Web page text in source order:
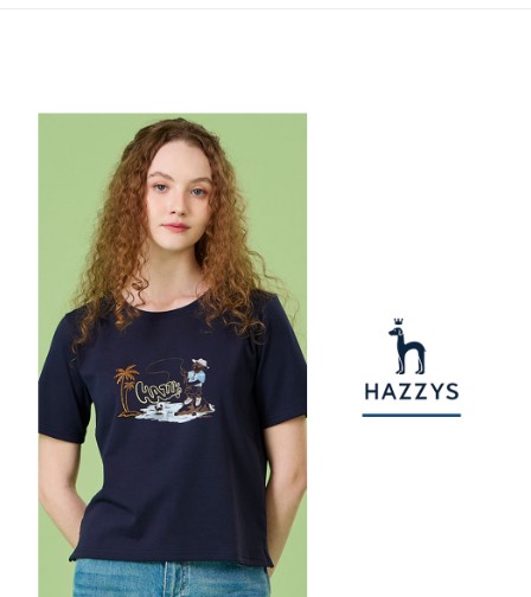
2.基於同意付款使用「大哥付你分期」之契約關係目的，商店將以您的個人
資料（包含姓名、電話或地址）提供予台灣大哥大進項蒐集、處理及利用，
由本公司與您本人進行分期帳單所需資料之確認、核對及更正。
3.完整用戶服務條款，請詳閱以下連結：
※ 交易是否成功請以「AFTEE先享後付 」之結帳頁面顯示為準，若有關於
是否繳費成功／繳費後需取消欲退款等相關疑問，請聯繫「AFTEE先享後付
客戶支援中心」https://netprotections.freshdesk.com/support/home
【注意事項】
１．透過由恩沛科技股份有限公司提供之「AFTEE先享後付」服務完成之交
易，需依本服務之必要範圍內提供個人資料，並將交易相關給付款項請求債
權轉讓予恩沛科技股份有限公司。
２．關於個人資料處理事宜，請瀏覽以下網址：
https://aftee.tw/terms/#terms3
３．未成年的使用者請事先徵得法定代理人或監護人之同意方可使用
「AFTEE先享後付」，若未經同意申辦者引起之損失，本公司不負相關責
任。
４．使用「AFTEE先享後付」時，將依據個別帳號之用戶狀況，依本公司即
時審查核予不同之上限額度；若仍有額度不足之情形，本公司將視審查結果
請求用戶進行身份認證。
５．嚴禁一人註冊多個帳號或使用他人資訊註冊。若發現惡意使用之情形，
恩沛科技股份有限公司將有權停止該用戶之使用額度並採取法律行動。
付款後萊爾富取貨
7-11取貨付款
付款後7-11取貨
宅配
免運費